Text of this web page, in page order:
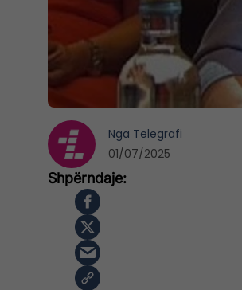
Nga Telegrafi
01/07/2025